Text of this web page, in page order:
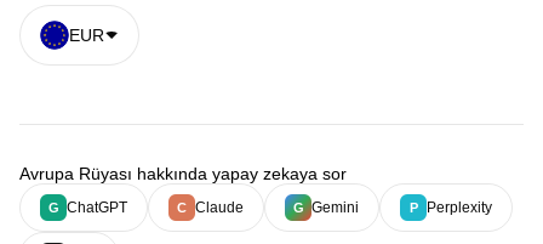
EUR
Avrupa Rüyası hakkında yapay zekaya sor
G ChatGPT C Claude G Gemini P Perplexity